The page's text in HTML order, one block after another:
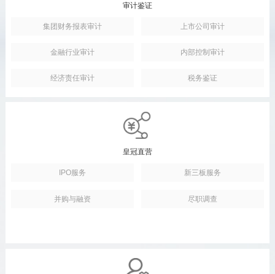
审计鉴证
集团财务报表审计 上市公司审计
金融行业审计 内部控制审计
经济责任审计 税务鉴证
皇冠直营
IPO服务 新三板服务
并购与融资 尽职调查